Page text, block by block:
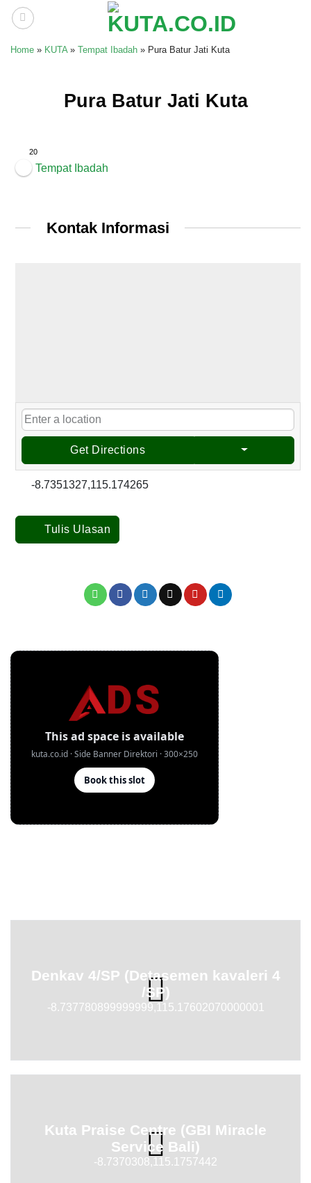
Skip
Home » KUTA» Tempat Ibadah » Pura Batur Jati Kuta
Pura Batur Jati Kuta
20
Tempat Ibadah
Kontak Informasi
Get Directions
-8.7351327,115.174265
Tulis Ulasan
Denkav 4/SP (Detasemen kavaleri 4
/SP)
-8.737780899999999,115.17602070000001
Kuta Praise Centre (GBI Miracle
Service Bali)
-8.7370308,115.1757442